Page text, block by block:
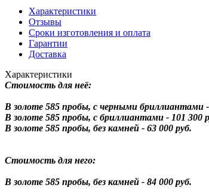
Характеристики
Отзывы
Сроки изготовления и оплата
Гарантии
Доставка
Характеристики
Стоимость для неё:
В золоте 585 пробы, с черными бриллиантами -
В золоте 585 пробы, с бриллиантами - 101 300
В золоте 585 пробы, без камней - 63 000 руб.
Стоимость для него:
В золоте 585 пробы, без камней - 84 000 руб.